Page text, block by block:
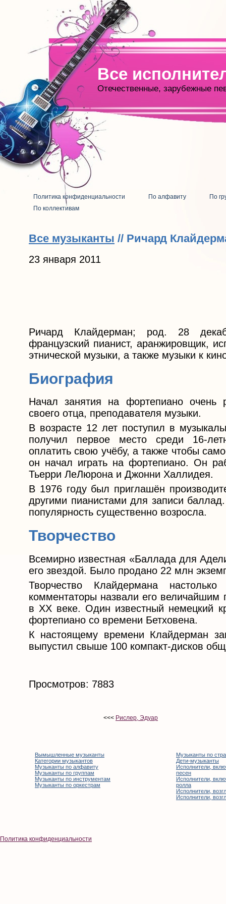
Все
Отечественные, зарубежные
Политика конфиденциальности По алфавиту
По
По коллективам
Все музыканты // Ричард
23 января 2011
Ричард Клайдерман; род. 28
французский пианист, аранжировщик,
этнической музыки, а также музыки к
Биография
Начал занятия на фортепиано очень
своего отца, преподавателя музыки.
В возрасте 12 лет поступил в
получил первое место среди 16-
оплатить свою учёбу, а также чтобы
он начал играть на фортепиано. Он
Тьерри ЛеЛюрона и Джонни Халлидея.
В 1976 году был приглашён
другими пианистами для записи
популярность существенно возросла.
Творчество
Всемирно известная «Баллада для
его звездой. Было продано 22 млн
Творчество Клайдермана
комментаторы назвали его величайшим
в XX веке. Один известный немецкий
фортепиано со времени Бетховена.
К настоящему времени Клайдерман
выпустил свыше 100 компакт-дисков
Просмотров: 7883
<<< Рислер, Эдуар
Вымышленные музыканты
Категории музыкантов
Музыканты по алфавиту
Музыканты по группам
Музыканты по инструментам
Музыканты по оркестрам
Музыканты по
Дети-музыканты
Исполнители,
песен
Исполнители,
ролла
Исполнители,
Исполнители,
Политика конфиденциальности